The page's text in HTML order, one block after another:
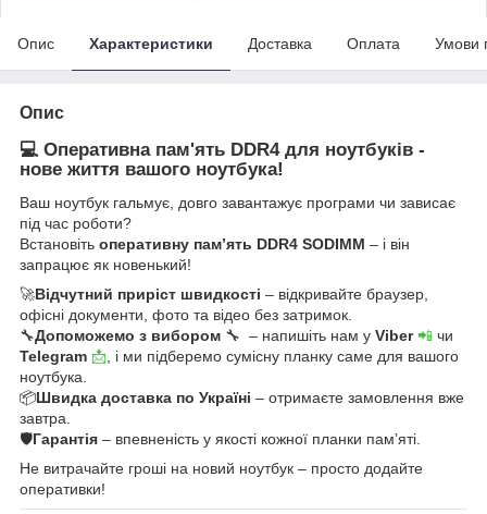
Опис Характеристики Доставка Оплата Умови
Опис
💻 Оперативна пам'ять DDR4 для ноутбуків -
нове життя вашого ноутбука!
Ваш ноутбук гальмує, довго завантажує програми чи зависає
під час роботи?
Встановіть оперативну пам’ять DDR4 SODIMM – і він
запрацює як новенький!
🚀Відчутний приріст швидкості – відкривайте браузер,
офісні документи, фото та відео без затримок.
🔧Допоможемо з вибором 🔧 – напишіть нам у Viber📲 чи
Telegram 📩 , і ми підберемо сумісну планку саме для вашого
ноутбука.
📦Швидка доставка по Україні – отримаєте замовлення вже
завтра.
🛡Гарантія – впевненість у якості кожної планки пам’яті.
Не витрачайте гроші на новий ноутбук – просто додайте
оперативки!